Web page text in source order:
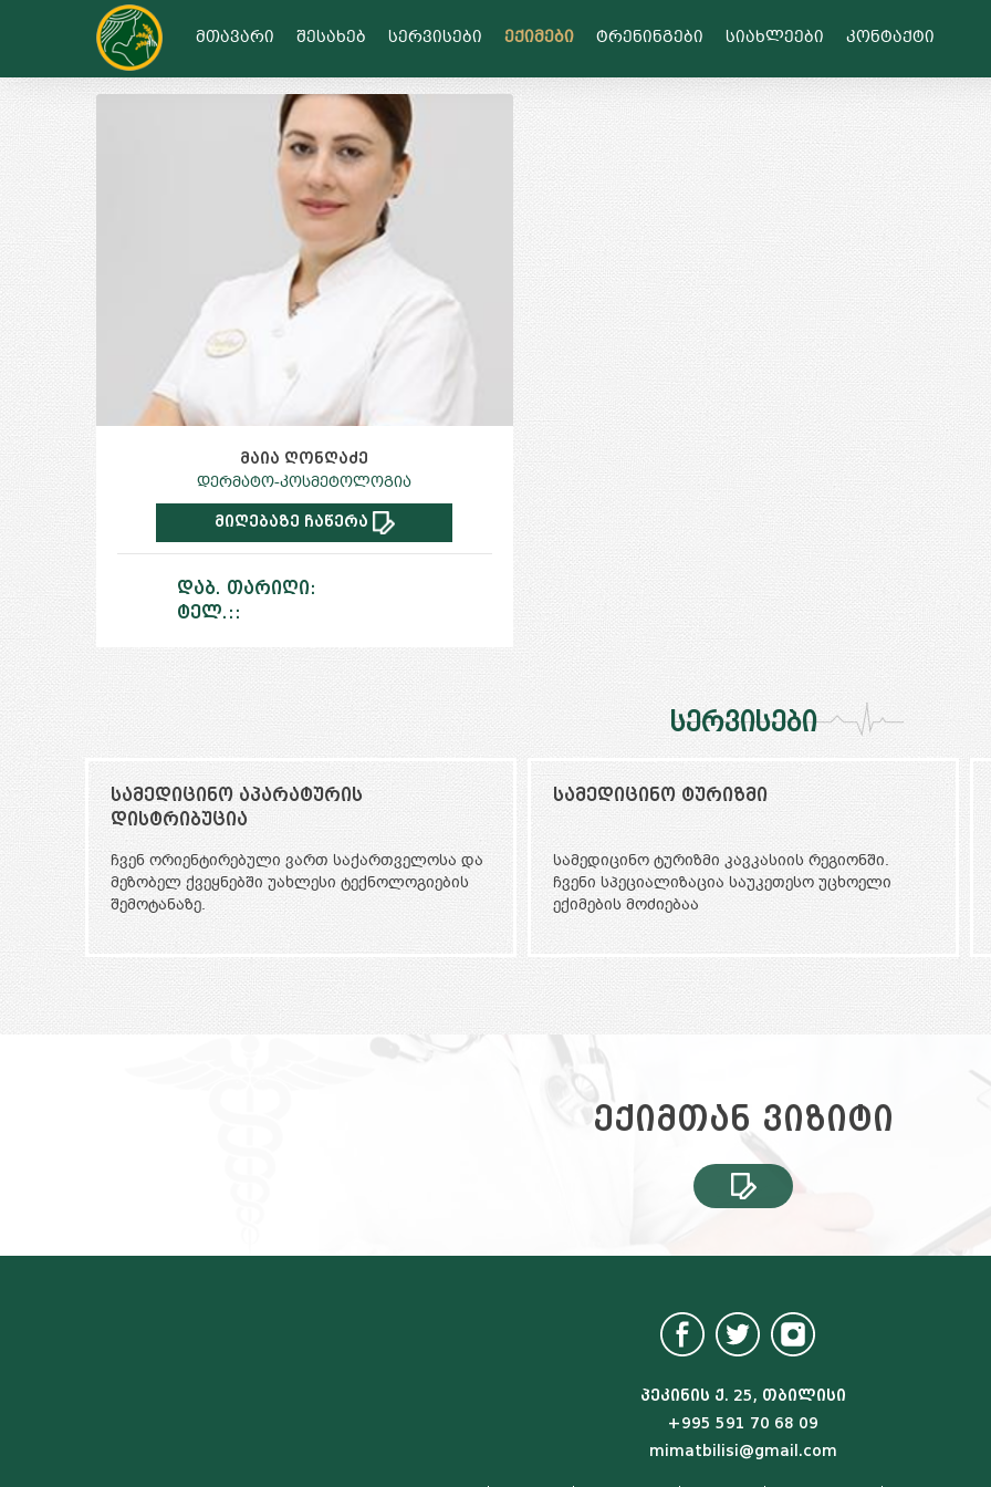
გააზიარე
მთავარი შესახებ სერვისები ექიმები ტრენინგები სიახლეები კონტაქტი
მაია ღონღაძე
დერმატო-კოსმეტოლოგია
მიღებაზე ჩაწერა
დაბ. თარიღი:
ტელ.::
სერვისები
სამედიცინო ტურიზმი
სამედიცინო ტურიზმი კავკასიის რეგიონში.
ჩვენი სპეციალიზაცია საუკეთესო უცხოელი
ექიმების მოძიებაა
სამედიცინო აპარატურის
ჩვენ ორიენტირებული ვართ საქართველოსა და
მეზობელ ქვეყნებში უახლესი ტექნოლოგიების
შემოტანაზე.
ექიმთან ვიზიტი
პეკინის ქ. 25, თბილისი
+995 591 70 68 09
mimatbilisi@gmail.com